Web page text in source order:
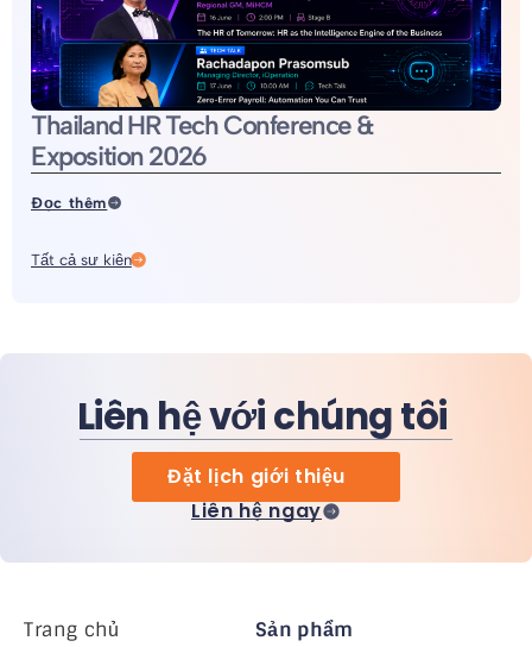
Thailand HR Tech Conference &
Exposition 2026
Đọc thêm
Tất cả sự kiện
Liên hệ với chúng tôi
Đặt lịch giới thiệu
Liên hệ ngay
Trang chủ
Sản phẩm